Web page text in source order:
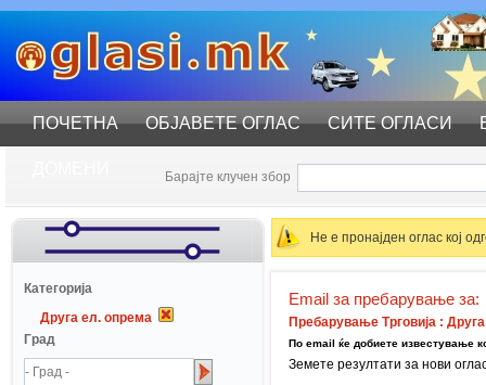
ПОЧЕТНА ОБЈАВЕТЕ ОГЛАС СИТЕ ОГЛАСИ
Барајте клучен збор
Катeгорија
Друга ел. опрема
Град
Не е пронајден оглас кој
Email за пребарување за:
Пребарување Трговија :
По email ќе добиете известување
Земете резултати за нови